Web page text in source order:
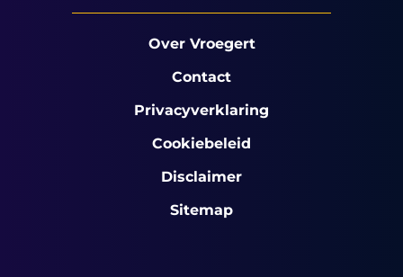
Over Vroegert
Contact
Privacyverklaring
Cookiebeleid
Disclaimer
Sitemap